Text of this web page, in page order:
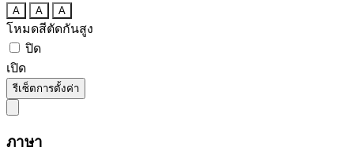
A A A
โหมดสีตัดกันสูง
ปิด
เปิด
รีเซ็ตการตั้งค่า
ภาษา